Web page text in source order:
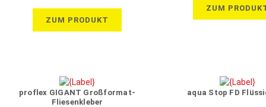
ZUM PRODUKT
ZUM
proflex GIGANT Großformat-
Fliesenkleber
aqua Stop FD